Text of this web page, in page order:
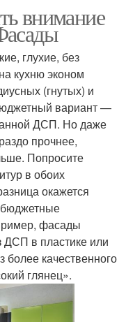
внимание
глухие, без
кухню эконом
(гнутых) и
вариант —
ДСП. Но даже
прочнее,
Попросите
в обоих
окажется
фасады
ДСП в пластике или
качественного
глянец».